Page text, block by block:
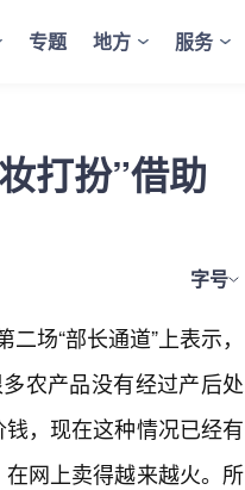
专题 地方 服务
打扮”借助
字号
场“部长通道”上表示，
农产品没有经过产后处
，现在这种情况已经有
网上卖得越来越火。所